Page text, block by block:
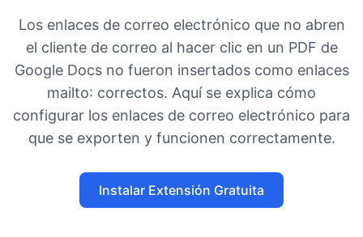
Los enlaces de correo electrónico que no abren
el cliente de correo al hacer clic en un PDF de
Google Docs no fueron insertados como enlaces
mailto: correctos. Aquí se explica cómo
configurar los enlaces de correo electrónico para
que se exporten y funcionen correctamente.
Instalar Extensión Gratuita